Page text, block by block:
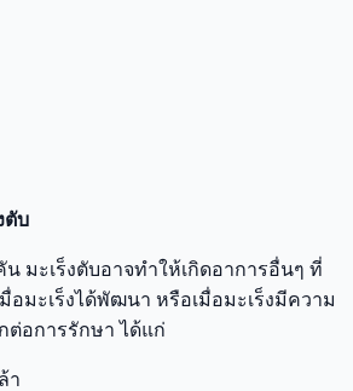
ตับ
มะเร็งตับอาจทำให้เกิดอาการอื่นๆ ที่
อมะเร็งได้พัฒนา หรือเมื่อมะเร็งมีความ
ต่อการรักษา ได้แก่
า